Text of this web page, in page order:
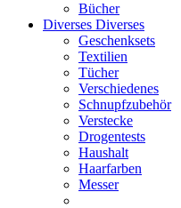
Bücher
Diverses Diverses
Geschenksets
Textilien
Tücher
Verschiedenes
Schnupfzubehör
Verstecke
Drogentests
Haushalt
Haarfarben
Messer